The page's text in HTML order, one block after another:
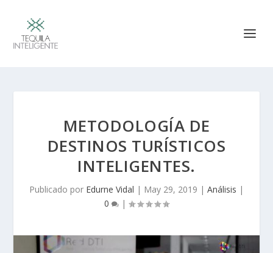
METODOLOGÍA DE
DESTINOS TURÍSTICOS
INTELIGENTES.
Publicado por Edurne Vidal | May 29, 2019 | Análisis |
0
|